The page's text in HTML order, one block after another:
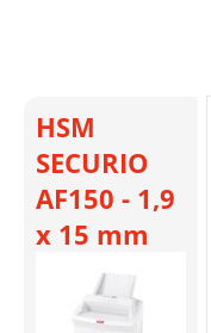
HSM
SECURIO
AF150 - 1,9
x 15 mm